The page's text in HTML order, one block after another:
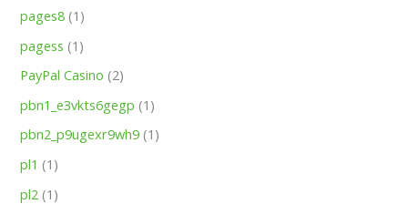
pages8 (1)
pagess (1)
PayPal Casino (2)
pbn1_e3vkts6gegp (1)
pbn2_p9ugexr9wh9 (1)
pl1 (1)
pl2 (1)